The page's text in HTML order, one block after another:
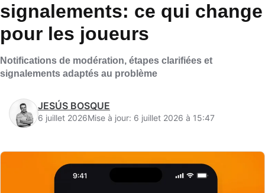
signalements: ce qui change
pour les joueurs
Notifications de modération, étapes clarifiées et
signalements adaptés au problème
JESÚS BOSQUE
6 juillet 2026Mise à jour: 6 juillet 2026 à 15:47